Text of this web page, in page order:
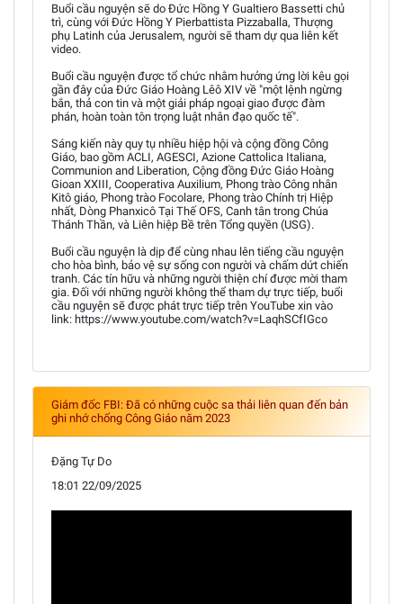
Buổi cầu nguyện sẽ do Đức Hồng Y Gualtiero Bassetti chủ
trì, cùng với Đức Hồng Y Pierbattista Pizzaballa, Thượng
phụ Latinh của Jerusalem, người sẽ tham dự qua liên kết
video.
Buổi cầu nguyện được tổ chức nhằm hưởng ứng lời kêu gọi
gần đây của Đức Giáo Hoàng Lêô XIV về "một lệnh ngừng
bắn, thả con tin và một giải pháp ngoại giao được đàm
phán, hoàn toàn tôn trọng luật nhân đạo quốc tế".
Sáng kiến này quy tụ nhiều hiệp hội và cộng đồng Công
Giáo, bao gồm ACLI, AGESCI, Azione Cattolica Italiana,
Communion and Liberation, Cộng đồng Đức Giáo Hoàng
Gioan XXIII, Cooperativa Auxilium, Phong trào Công nhân
Kitô giáo, Phong trào Focolare, Phong trào Chính trị Hiệp
nhất, Dòng Phanxicô Tại Thế OFS, Canh tân trong Chúa
Thánh Thần, và Liên hiệp Bề trên Tổng quyền (USG).
Buổi cầu nguyện là dịp để cùng nhau lên tiếng cầu nguyện
cho hòa bình, bảo vệ sự sống con người và chấm dứt chiến
tranh. Các tín hữu và những người thiện chí được mời tham
gia. Đối với những người không thể tham dự trực tiếp, buổi
cầu nguyện sẽ được phát trực tiếp trên YouTube xin vào
link: https://www.youtube.com/watch?v=LaqhSCfIGco
Giám đốc FBI: Đã có những cuộc sa thải liên quan đến bản
ghi nhớ chống Công Giáo năm 2023
Đặng Tự Do
18:01 22/09/2025